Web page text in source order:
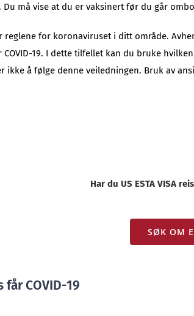
må vise at du er vaksinert før du går
reglene for koronaviruset i ditt område.
19. I dette tilfellet kan du bruke
ikke å følge denne veiledningen. Bruk av
Har du US ESTA VISA
SØK OM
COVID-19